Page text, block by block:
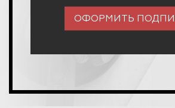
ОФОРМИТЬ